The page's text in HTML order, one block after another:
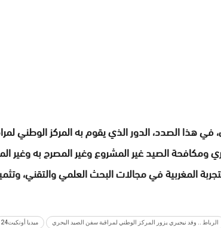
في هذا الصدد، الدور الذي يقوم به المركز الوطني
ومكافحة الصيد غير المشروع وغير المصرح به وغير
المغربية في مجالات البحث العلمي والتقني،
الرباط .. وفد نيجيري يزور المركز الوطني لمراقبة سفن الصيد البحري ميديا أونكيت24